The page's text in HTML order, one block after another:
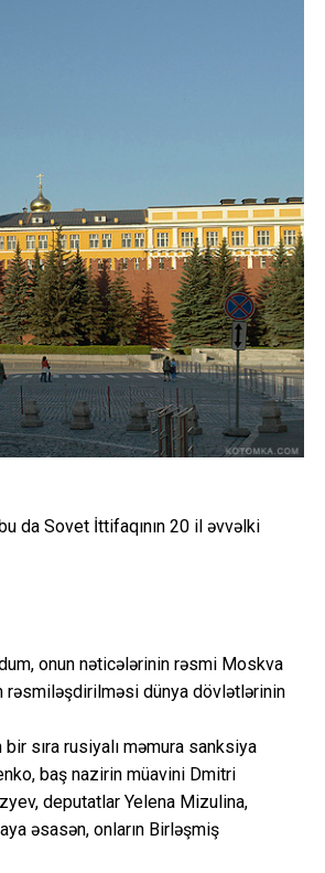
da Sovet İttifaqının 20 il əvvəlki
onun nəticələrinin rəsmi Moskva
rəsmiləşdirilməsi dünya dövlətlərinin
sıra rusiyalı məmura sanksiya
baş nazirin müavini Dmitri
deputatlar Yelena Mizulina,
əsasən, onların Birləşmiş